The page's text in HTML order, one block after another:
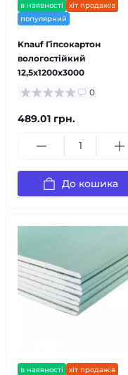
в наявності
хіт продажів
популярний
Knauf Гіпсокартон
вологостійкий
12,5х1200х3000
0
489.01 грн.
До кошика
в наявності
хіт продажів